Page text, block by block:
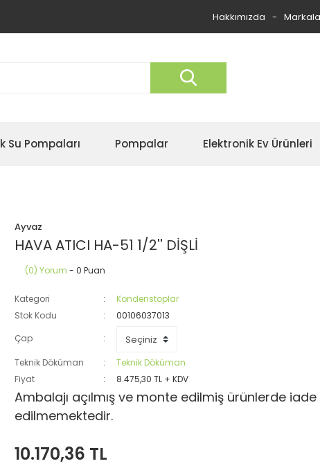
Hakkımızda
Su Pompaları Pompalar Elektronik Ev Ürünleri
Ayvaz
HAVA ATICI HA-51 1/2'' DİŞLİ
(0) Yorum - 0 Puan
Kategori
Kondenstoplar
Stok Kodu
00106037013
Çap
Teknik Döküman
Teknik Döküman
Fiyat
8.475,30 TL + KDV
Ambalajı açılmış ve monte edilmiş ürünlerde
edilmemektedir.
10.170,36 TL